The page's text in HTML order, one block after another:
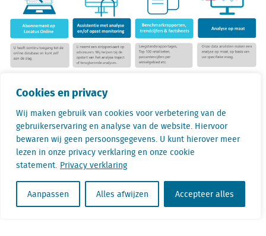
Cookies en privacy
Wij maken gebruik van cookies voor verbetering van de
gebruikerservaring en analyse van de website. Hiervoor
bewaren wij geen persoonsgegevens. U kunt hierover meer
lezen in onze privacy verklaring en onze cookie
statement. Privacy verklaring
Aanpassen Alles afwijzen Accepteer alles
Gertjan Slob is Directeur Onderzoek bij
Locatus. Tijdens zijn werk is hij continu bezig
met het analyseren van retaildata. Hierbij
signaleert hij regelmatig opvallende trends en
ontwikkelingen. Hij is dan ook een
veelgevraagd spreker.